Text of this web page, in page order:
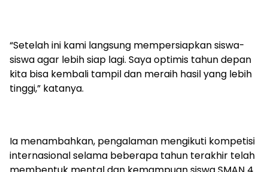
“Setelah ini kami langsung mempersiapkan siswa-
siswa agar lebih siap lagi. Saya optimis tahun depan
kita bisa kembali tampil dan meraih hasil yang lebih
tinggi,” katanya.
Ia menambahkan, pengalaman mengikuti kompetisi
internasional selama beberapa tahun terakhir telah